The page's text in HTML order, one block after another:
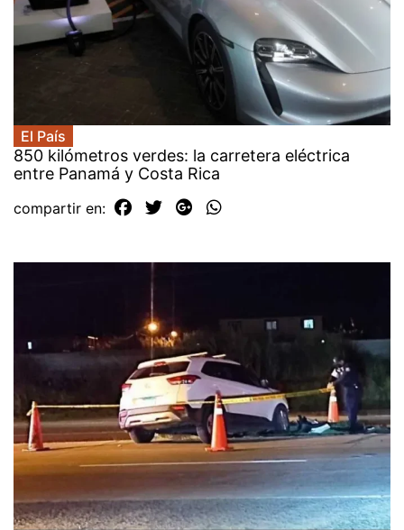
El País
850 kilómetros verdes: la carretera eléctrica
entre Panamá y Costa Rica
compartir en: